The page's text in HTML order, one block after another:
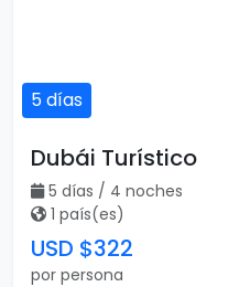
5 días
Dubái Turístico
5 días / 4 noches
1 país(es)
USD $322
por persona